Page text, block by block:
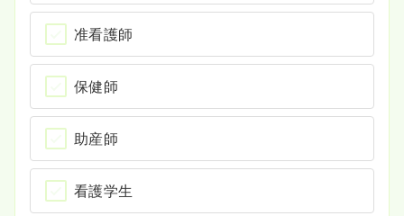
准看護師
保健師
助産師
看護学生